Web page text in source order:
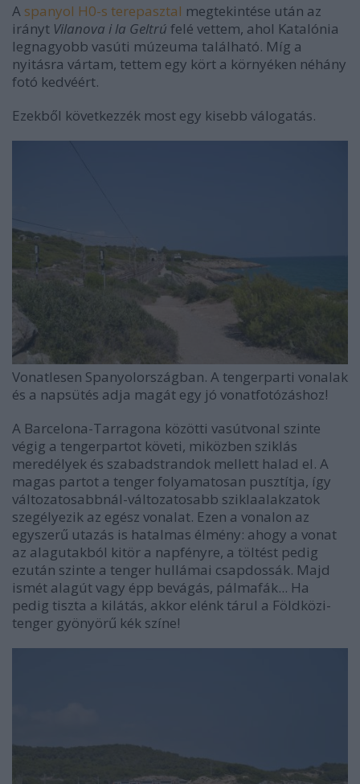
A spanyol H0-s terepasztal megtekintése után az
irányt Vilanova i la Geltrú felé vettem, ahol Katalónia
legnagyobb vasúti múzeuma található. Míg a
nyitásra vártam, tettem egy kört a környéken néhány
fotó kedvéért.
Ezekből következzék most egy kisebb válogatás.
Vonatlesen Spanyolországban. A tengerparti vonalak
és a napsütés adja magát egy jó vonatfotózáshoz!
A Barcelona-Tarragona közötti vasútvonal szinte
végig a tengerpartot követi, miközben sziklás
meredélyek és szabadstrandok mellett halad el. A
magas partot a tenger folyamatosan pusztítja, így
változatosabbnál-változatosabb sziklaalakzatok
szegélyezik az egész vonalat. Ezen a vonalon az
egyszerű utazás is hatalmas élmény: ahogy a vonat
az alagutakból kitör a napfényre, a töltést pedig
ezután szinte a tenger hullámai csapdossák. Majd
ismét alagút vagy épp bevágás, pálmafák... Ha
pedig tiszta a kilátás, akkor elénk tárul a Földközi-
tenger gyönyörű kék színe!